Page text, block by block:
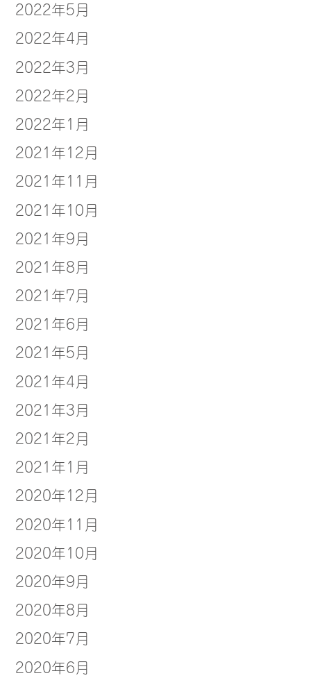
2022年5月
2022年4月
2022年3月
2022年2月
2022年1月
2021年12月
2021年11月
2021年10月
2021年9月
2021年8月
2021年7月
2021年6月
2021年5月
2021年4月
2021年3月
2021年2月
2021年1月
2020年12月
2020年11月
2020年10月
2020年9月
2020年8月
2020年7月
2020年6月